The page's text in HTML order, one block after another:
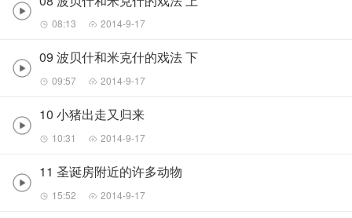
08:13 2014-9-17
09 波贝什和米克什的戏法 下
09:57 2014-9-17
10 小猪出走又归来
10:31 2014-9-17
11 圣诞房附近的许多动物
15:52 2014-9-17